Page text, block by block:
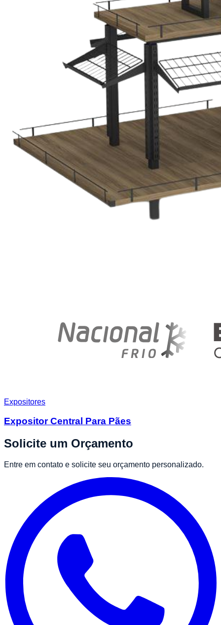
Expositores
Expositor Central Para Pães
Solicite um Orçamento
Entre em contato e solicite seu orçamento personalizado.